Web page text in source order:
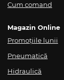
Cum comand
Magazin Online
Promoțiile lunii
Pneumatică
Hidraulică